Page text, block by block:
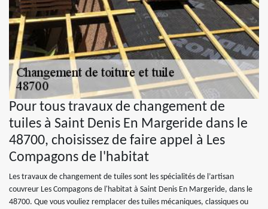
Pour tous travaux de changement de
tuiles à Saint Denis En Margeride dans le
48700, choisissez de faire appel à Les
Compagons de l'habitat
Les travaux de changement de tuiles sont les spécialités de l’artisan
couvreur Les Compagons de l'habitat à Saint Denis En Margeride, dans le
48700. Que vous vouliez remplacer des tuiles mécaniques, classiques ou